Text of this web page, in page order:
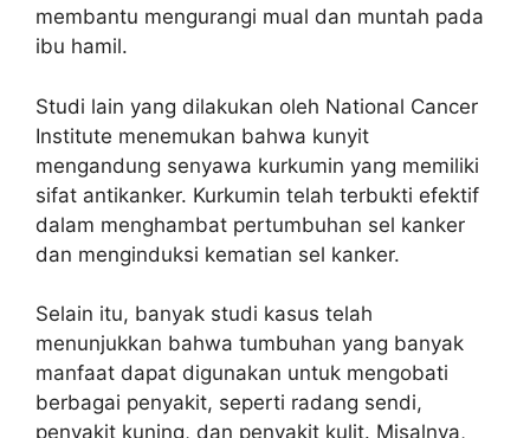
membantu mengurangi mual dan muntah pada
ibu hamil.
Studi lain yang dilakukan oleh National Cancer
Institute menemukan bahwa kunyit
mengandung senyawa kurkumin yang memiliki
sifat antikanker. Kurkumin telah terbukti efektif
dalam menghambat pertumbuhan sel kanker
dan menginduksi kematian sel kanker.
Selain itu, banyak studi kasus telah
menunjukkan bahwa tumbuhan yang banyak
manfaat dapat digunakan untuk mengobati
berbagai penyakit, seperti radang sendi,
penyakit kuning, dan penyakit kulit. Misalnya,